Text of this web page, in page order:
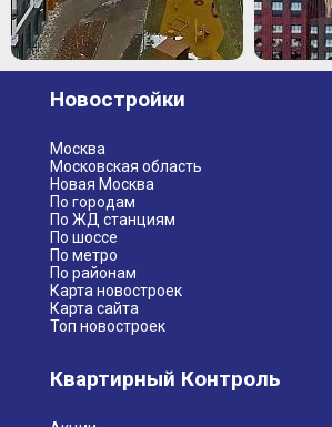
Новостройки
Москва
Московская область
Новая Москва
По городам
По ЖД станциям
По шоссе
По метро
По районам
Карта новостроек
Карта сайта
Топ новостроек
Квартирный Контроль